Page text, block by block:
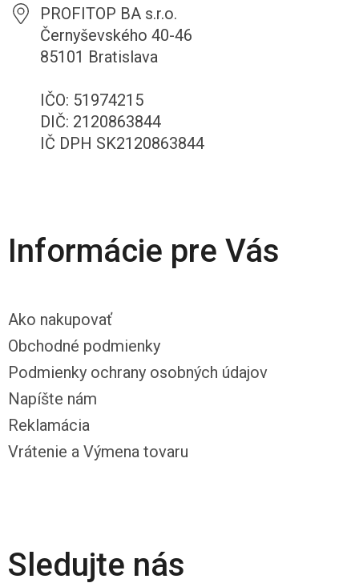
PROFITOP BA s.r.o.
Černyševského 40-46
85101 Bratislava
IČO: 51974215
DIČ: 2120863844
IČ DPH SK2120863844
Informácie pre Vás
Ako nakupovať
Obchodné podmienky
Podmienky ochrany osobných údajov
Napíšte nám
Reklamácia
Vrátenie a Výmena tovaru
Sledujte nás